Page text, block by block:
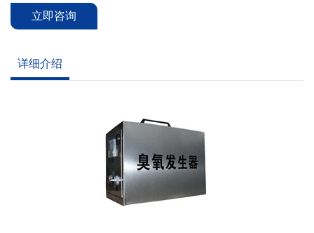
立即咨询
详细介绍